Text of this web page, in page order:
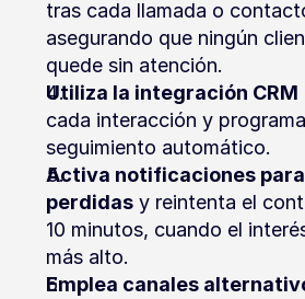
tras cada llamada o
asegurando que ningún
quede sin atención.
Utiliza la integración CRM
cada interacción y
seguimiento automático.
Activa notificaciones
perdidas y reintenta el
10 minutos, cuando el
más alto.
Emplea canales